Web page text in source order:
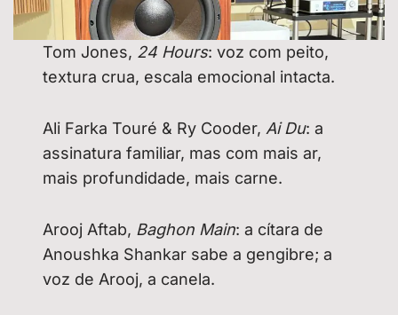
Tom Jones, 24 Hours: voz com peito,
textura crua, escala emocional intacta.
Ali Farka Touré & Ry Cooder,Ai Du: a
assinatura familiar, mas com mais ar,
mais profundidade, mais carne.
Arooj Aftab, Baghon Main: a cítara de
Anoushka Shankar sabe a gengibre; a
voz de Arooj, a canela.